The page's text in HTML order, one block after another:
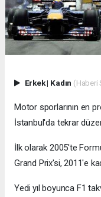
Erkek| Kadın (Haberi
Motor sporlarının en
İstanbul'da tekrar
İlk olarak 2005'te
Grand Prix'si, 2011'e
Yedi yıl boyunca F1